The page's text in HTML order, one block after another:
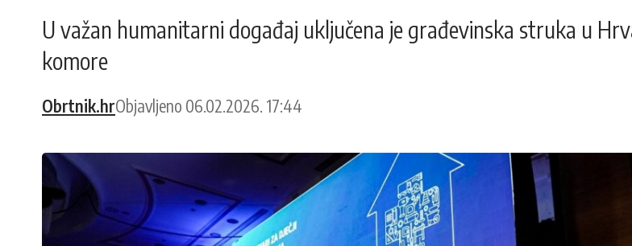
U važan humanitarni događaj uključena je građevinska struka u
komore
Obrtnik.hrObjavljeno 06.02.2026. 17:44